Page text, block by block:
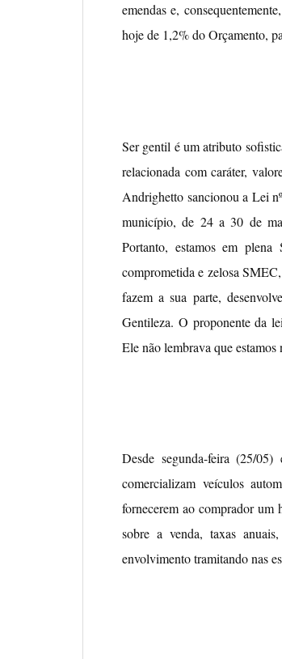
emendas e,
hoje de 1,2% do Orçamento,
Ser gentil é um atributo
relacionada com caráter,
Andrighetto sancionou a Lei
município, de 24 a 30 de
Portanto, estamos em
comprometida e zelosa
fazem a sua parte,
Gentileza. O proponente da
Ele não lembrava que
Desde segunda-feira (25/
comercializam veículos
fornecerem ao comprador um
sobre a venda, taxas
envolvimento tramitando nas